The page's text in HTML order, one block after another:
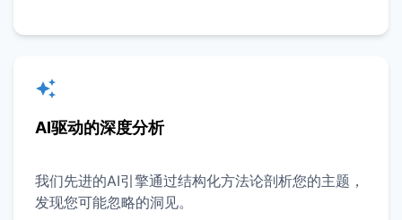
AI驱动的深度分析
我们先进的AI引擎通过结构化方法论剖析您的主题，
发现您可能忽略的洞见。